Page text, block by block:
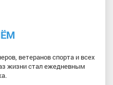
ветеранов спорта и всех
жизни стал ежедневным